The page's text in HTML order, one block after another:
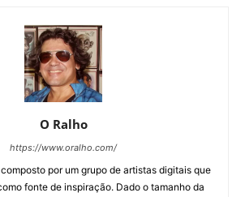
O Ralho
https://www.oralho.com/
por um grupo de artistas digitais que
fonte de inspiração. Dado o tamanho da